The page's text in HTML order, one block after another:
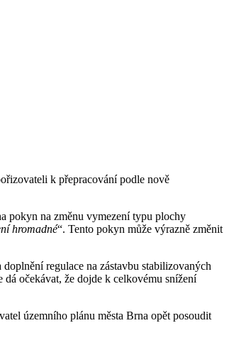
k přepracování podle nově
pokyn na změnu vymezení typu plochy
hromadné“. Tento pokyn může výrazně změnit
regulace na zástavbu stabilizovaných
očekávat, že dojde k celkovému snížení
územního plánu města Brna opět posoudit